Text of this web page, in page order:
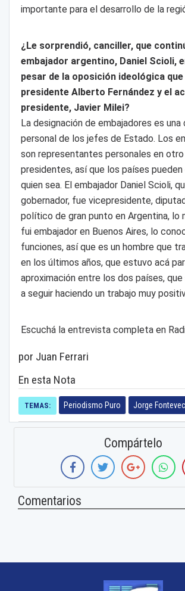
importante para el desarrollo de la
¿Le sorprendió, canciller, que
embajador argentino, Daniel Scioli,
pesar de la oposición ideológica
presidente Alberto Fernández y el
presidente, Javier Milei?
La designación de embajadores es una
personal de los jefes de Estado. Los
son representantes personales en
presidentes, así que los países pueden
quien sea. El embajador Daniel Scioli,
gobernador, fue vicepresidente,
político de gran punto en Argentina, lo
fui embajador en Buenos Aires, lo
funciones, así que es un hombre que
en los últimos años, que estuvo acá
aproximación entre los dos países,
a seguir haciendo un trabajo muy
Escuchá la entrevista completa en
por Juan Ferrari
En esta Nota
TEMAS: Periodismo Puro Jorge
Compártelo
Comentarios